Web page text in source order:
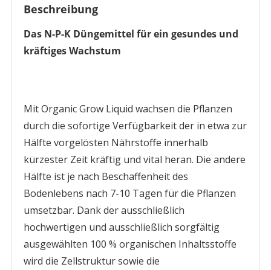
Beschreibung
Das N-P-K Düngemittel für ein gesundes und
kräftiges Wachstum
Mit Organic Grow Liquid wachsen die Pflanzen
durch die sofortige Verfügbarkeit der in etwa zur
Hälfte vorgelösten Nährstoffe innerhalb
kürzester Zeit kräftig und vital heran. Die andere
Hälfte ist je nach Beschaffenheit des
Bodenlebens nach 7-10 Tagen für die Pflanzen
umsetzbar. Dank der ausschließlich
hochwertigen und ausschließlich sorgfältig
ausgewählten 100 % organischen Inhaltsstoffe
wird die Zellstruktur sowie die